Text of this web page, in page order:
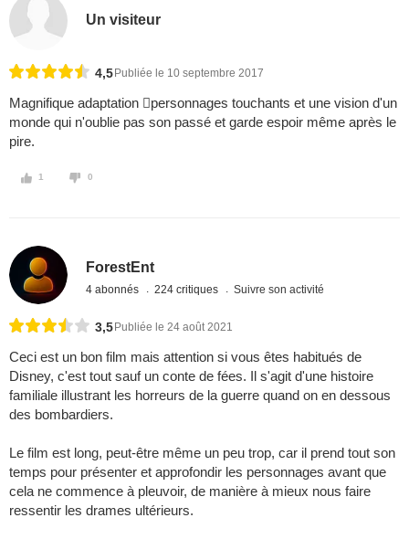
Un visiteur
4,5 Publiée le 10 septembre 2017
Magnifique adaptation personnages touchants et une vision d'un
monde qui n'oublie pas son passé et garde espoir même après le
pire.
1 0
ForestEnt
4 abonnés 224 critiques Suivre son activité
3,5 Publiée le 24 août 2021
Ceci est un bon film mais attention si vous êtes habitués de
Disney, c'est tout sauf un conte de fées. Il s'agit d'une histoire
familiale illustrant les horreurs de la guerre quand on en dessous
des bombardiers.
Le film est long, peut-être même un peu trop, car il prend tout son
temps pour présenter et approfondir les personnages avant que
cela ne commence à pleuvoir, de manière à mieux nous faire
ressentir les drames ultérieurs.